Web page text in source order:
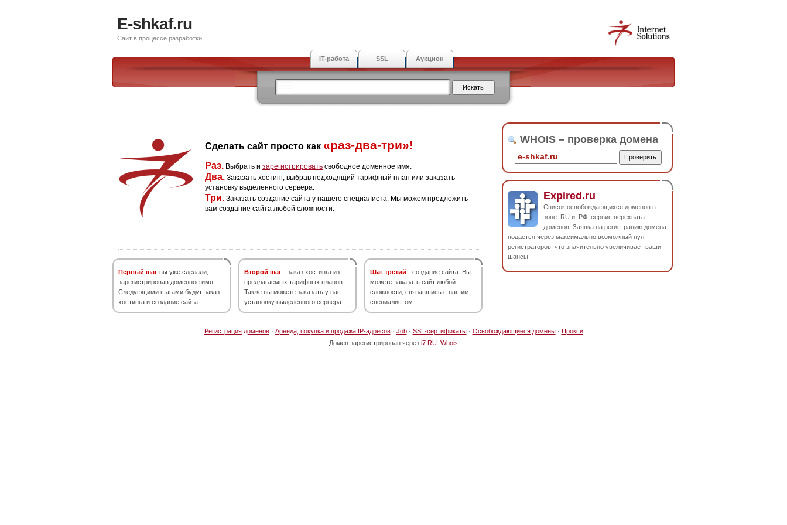
E-shkaf.ru
Сайт в процессе разработки
IT-работа SSL Аукцион
Сделать сайт просто как «раз-два-три»!
Раз. Выбрать и зарегистрировать свободное доменное имя.
Два. Заказать хостинг, выбрав подходящий тарифный план или заказать
установку выделенного сервера.
Три. Заказать создание сайта у нашего специалиста. Мы можем предложить
вам создание сайта любой сложности.
Первый шаг вы уже сделали,
зарегистрировав доменное имя.
Следующими шагами будут заказ
хостинга и создание сайта.
Второй шаг - заказ хостинга из
предлагаемых тарифных планов.
Также вы можете заказать у нас
установку выделенного сервера.
Шаг третий - создание сайта. Вы
можете заказать сайт любой
сложности, связавшись с нашим
специалистом.
WHOIS – проверка домена
Expired.ru
Список освобождающихся доменов в
зоне .RU и .РФ, сервис перехвата
доменов. Заявка на регистрацию домена
подается через максимально возможный пул
регистраторов, что значительно увеличивает ваши
шансы.
Регистрация доменов· Аренда, покупка и продажа IP-адресов· Job· SSL-сертификаты· Освобождающиеся домены· Прокси
Домен зарегистрирован через i7.RU Whois